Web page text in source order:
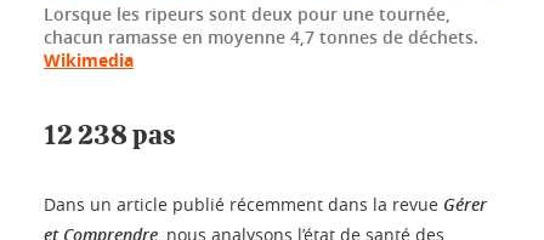
Lorsque les ripeurs sont deux pour une tournée,
chacun ramasse en moyenne 4,7 tonnes de déchets.
Wikimedia
12 238 pas
Dans un article publié récemment dans la revue Gérer
et Comprendre , nous analysons l’état de santé des